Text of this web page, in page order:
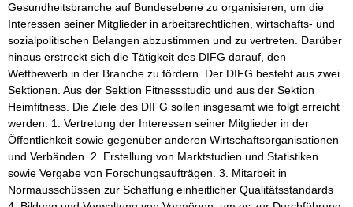
Gesundheitsbranche auf Bundesebene zu organisieren, um die
Interessen seiner Mitglieder in arbeitsrechtlichen, wirtschafts- und
sozialpolitischen Belangen abzustimmen und zu vertreten. Darüber
hinaus erstreckt sich die Tätigkeit des DIFG darauf, den
Wettbewerb in der Branche zu fördern. Der DIFG besteht aus zwei
Sektionen. Aus der Sektion Fitnessstudio und aus der Sektion
Heimfitness. Die Ziele des DIFG sollen insgesamt wie folgt erreicht
werden: 1. Vertretung der Interessen seiner Mitglieder in der
Öffentlichkeit sowie gegenüber anderen Wirtschaftsorganisationen
und Verbänden. 2. Erstellung von Marktstudien und Statistiken
sowie Vergabe von Forschungsaufträgen. 3. Mitarbeit in
Normausschüssen zur Schaffung einheitlicher Qualitätsstandards